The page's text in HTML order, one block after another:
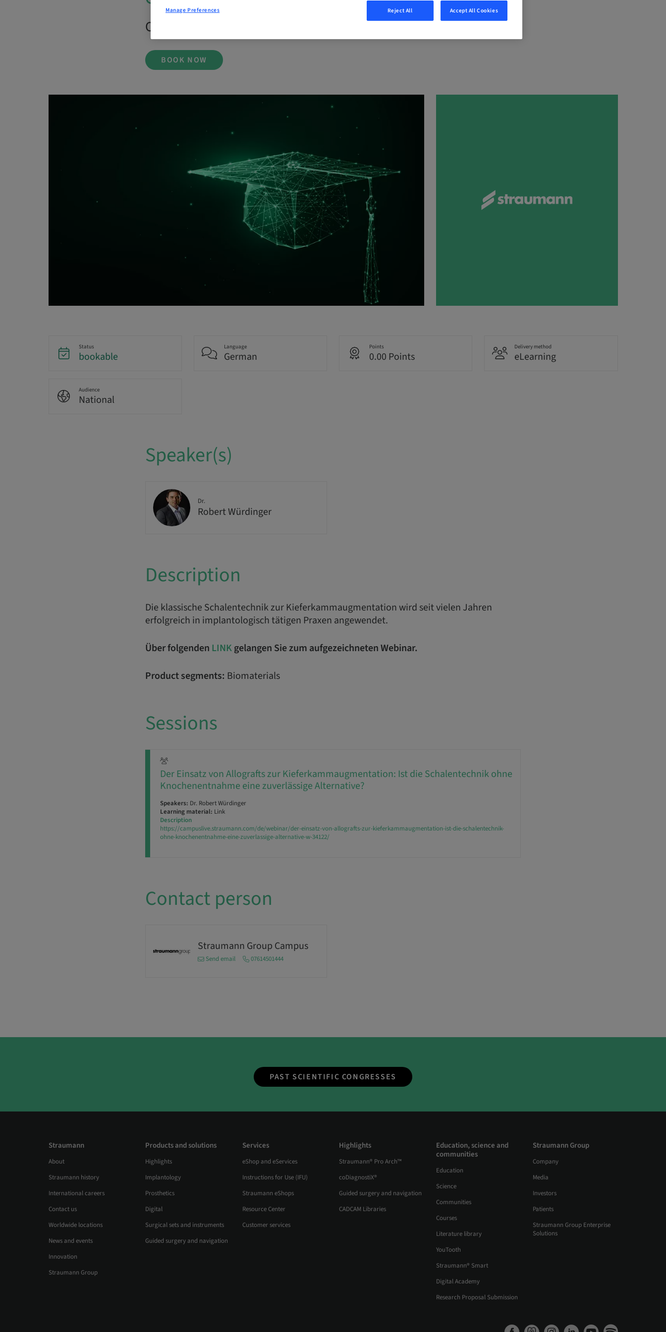
On Demand | Online
BOOK NOW
Status
bookable
Language
German
Points
0.00 Points
Delivery method
eLearning
Audience
National
Speaker(s)
Dr.
Robert Würdinger
Description
Die klassische Schalentechnik zur Kieferkammaugmentation wird seit vielen Jahren
erfolgreich in implantologisch tätigen Praxen angewendet.
Über folgenden LINKgelangen Sie zum aufgezeichneten Webinar.
Product segments: Biomaterials
Sessions
Der Einsatz von Allografts zur Kieferkammaugmentation: Ist die Schalentechnik ohne
Knochenentnahme eine zuverlässige Alternative?
Speakers: Dr. Robert Würdinger
Learning material: Link
Description
https://campuslive.straumann.com/de/webinar/der-einsatz-von-allografts-zur-kieferkammaugmentation-ist-die-schalentechnik-
ohne-knochenentnahme-eine-zuverlassige-alternative-w-34122/
Contact person
Straumann Group Campus
Send email 07614501444
PAST SCIENTIFIC CONGRESSES
Straumann
About
Straumann history
International careers
Contact us
Worldwide locations
News and events
Innovation
Straumann Group
Products and solutions
Highlights
Implantology
Prosthetics
Digital
Surgical sets and instruments
Guided surgery and navigation
Services
eShop and eServices
Instructions for Use (IFU)
Straumann eShops
Resource Center
Customer services
Highlights
Straumann® Pro Arch™
coDiagnostiX®
Guided surgery and navigation
CADCAM Libraries
Education, science and
communities
Education
Science
Communities
Courses
Literature library
YouTooth
Straumann® Smart
Digital Academy
Research Proposal Submission
Straumann Group
Company
Media
Investors
Patients
Straumann Group Enterprise
Solutions
Reject All Accept All Cookies
Manage Preferences